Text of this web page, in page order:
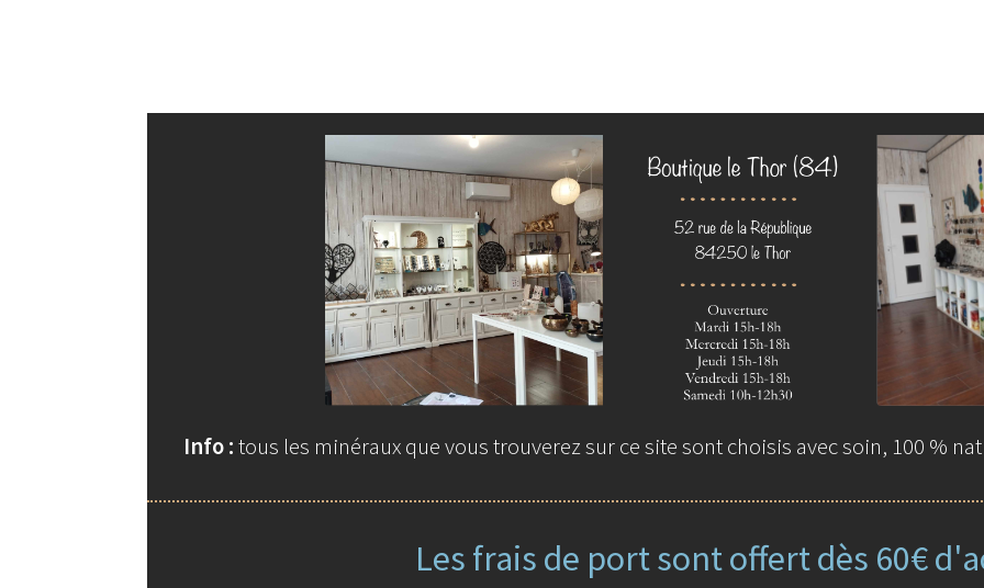
Info :tous les minéraux que vous trouverez sur ce site sont choisis avec soin, 100 %
Les frais de port sont offert dès 60€